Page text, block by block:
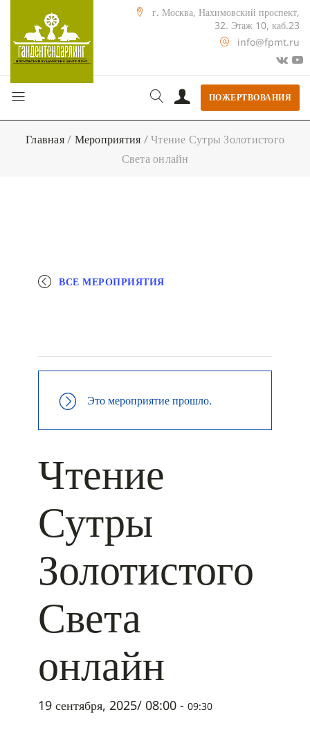
г. Москва, Нахимовский проспект,
32. Этаж 10, каб.23
info@fpmt.ru
ПОЖЕРТВОВАНИЯ
Главная/ Мероприятия /Чтение Сутры Золотистого
Света онлайн
ВСЕ МЕРОПРИЯТИЯ
Это мероприятие прошло.
Чтение
Сутры
Золотистого
Света
онлайн
19 сентября, 2025/ 08:00 - 09:30